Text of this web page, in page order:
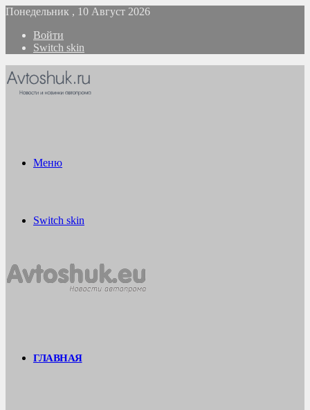
Понедельник , 10 Август 2026
Войти
Switch skin
Меню
Switch skin
ГЛАВНАЯ